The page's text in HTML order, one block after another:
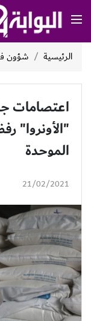
الرئيسية شؤون
اعتصامات
"الأونروا"
الموحدة
21/02/2021